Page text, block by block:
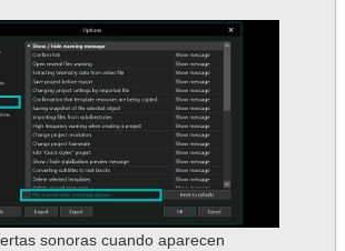
sonoras cuando aparecen